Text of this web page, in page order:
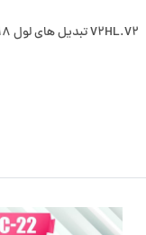
V2HL.V2 تبدیل های لول DS18